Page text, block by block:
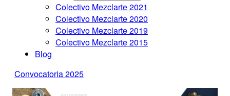
Colectivo Mezclarte 2021
Colectivo Mezclarte 2020
Colectivo Mezclarte 2019
Colectivo Mezclarte 2015
Blog
Convocatoria 2025